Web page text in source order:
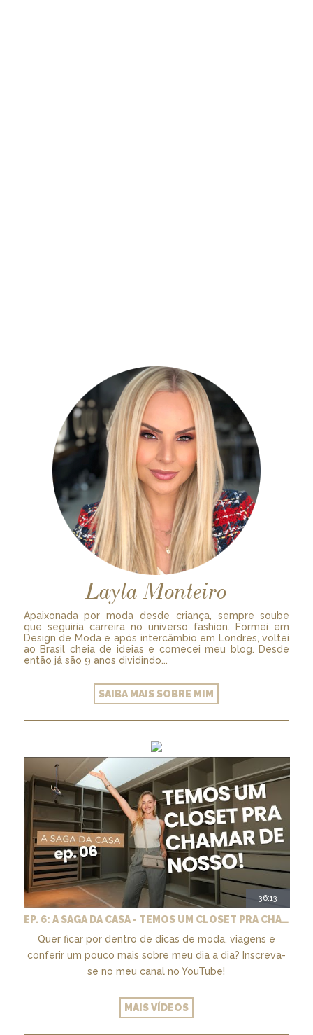
Layla Monteiro
Apaixonada por moda desde criança, sempre soube
que seguiria carreira no universo fashion. Formei em
Design de Moda e após intercâmbio em Londres, voltei
ao Brasil cheia de ideias e comecei meu blog. Desde
então já são 9 anos dividindo...
SAIBA MAIS SOBRE MIM
36:13
EP. 6: A SAGA DA CASA - TEMOS UM CLOSET PRA CHAMAR DE NOSSO + MARCENARIA E PAISAGISMO
Quer ficar por dentro de dicas de moda, viagens e
conferir um pouco mais sobre meu dia a dia? Inscreva-
se no meu canal no YouTube!
MAIS VÍDEOS